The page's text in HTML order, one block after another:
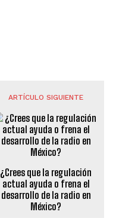
ARTÍCULO SIGUIENTE
¿Crees que la regulación
actual ayuda o frena el
desarrollo de la radio en
México?